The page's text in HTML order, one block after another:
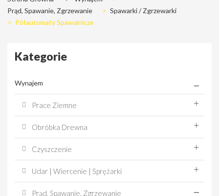
Prąd, Spawanie, Zgrzewanie
> Spawarki / Zgrzewarki
> Półautomaty Spawalnicze
Kategorie
Wynajem
Prace Ziemne
Obróbka Drewna
Czyszczenie
Udar | Wiercenie | Sprężarki
Prąd, Spawanie, Zgrzewanie